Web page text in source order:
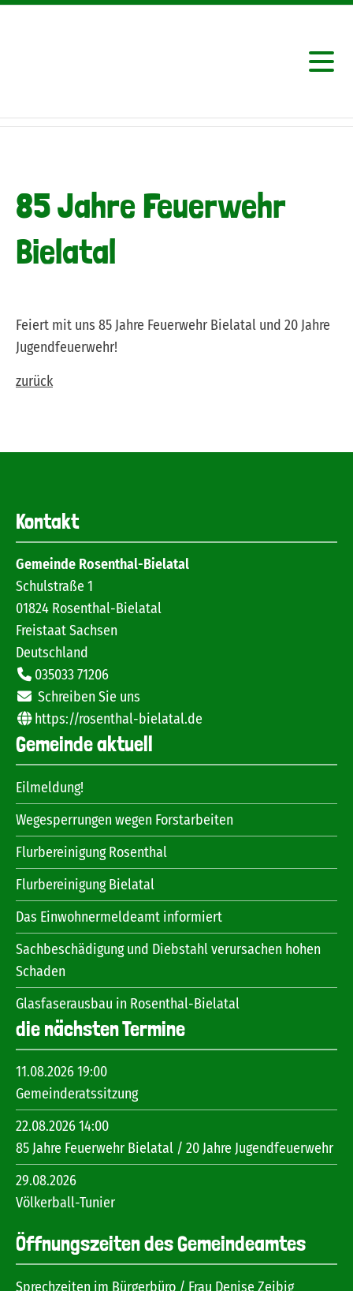
85 Jahre Feuerwehr
Bielatal
Feiert mit uns 85 Jahre Feuerwehr Bielatal und 20 Jahre
Jugendfeuerwehr!
zurück
Kontakt
Gemeinde Rosenthal-Bielatal
Schulstraße 1
01824 Rosenthal-Bielatal
Freistaat Sachsen
Deutschland
035033 71206
Schreiben Sie uns
https://rosenthal-bielatal.de
Gemeinde aktuell
Eilmeldung!
Wegesperrungen wegen Forstarbeiten
Flurbereinigung Rosenthal
Flurbereinigung Bielatal
Das Einwohnermeldeamt informiert
Sachbeschädigung und Diebstahl verursachen hohen
Schaden
Glasfaserausbau in Rosenthal-Bielatal
die nächsten Termine
11.08.2026 19:00
Gemeinderatssitzung
22.08.2026 14:00
85 Jahre Feuerwehr Bielatal / 20 Jahre Jugendfeuerwehr
29.08.2026
Völkerball-Tunier
Öffnungszeiten des Gemeindeamtes
Sprechzeiten im Bürgerbüro / Frau Denise Zeibig